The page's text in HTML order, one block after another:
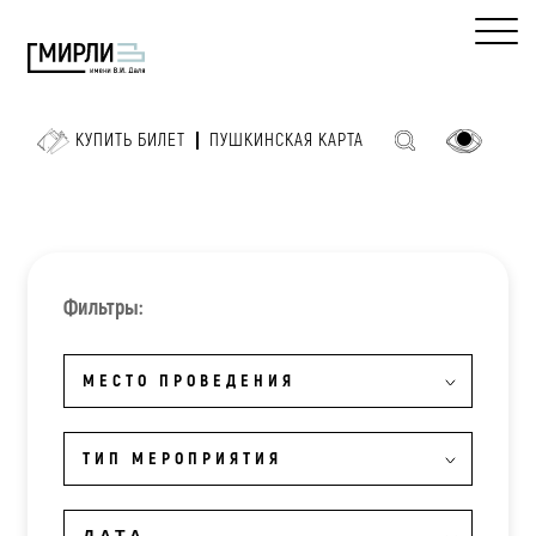
КУПИТЬ БИЛЕТ ПУШКИНСКАЯ КАРТА
Фильтры:
МЕСТО ПРОВЕДЕНИЯ
ТИП МЕРОПРИЯТИЯ